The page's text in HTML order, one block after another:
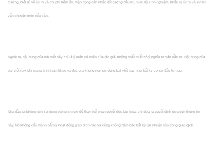
trường, biết rõ về rủi ro và chi phí tiềm ẩn, thận trọng cân nhắc đối tượng đầu tư, mức độ kinh nghiệm, khẩu vị rủi ro và xin tư
vấn chuyên môn nếu cần.
Ngoài ra, nội dung của bài viết này chỉ là ý kiến cá nhân của tác giả, không nhất thiết có ý nghĩa tư vấn đầu tư. Nội dung của
bài viết này chỉ mang tính tham khảo và độc giả không nên sử dụng bài viết này như bất kỳ cơ sở đầu tư nào.
Nhà đầu tư không nên sử dụng thông tin này để thay thế phán quyết độc lập hoặc chỉ đưa ra quyết định dựa trên thông tin
này. Nó không cấu thành bất kỳ hoạt động giao dịch nào và cũng không đảm bảo bất kỳ lợi nhuận nào trong giao dịch.